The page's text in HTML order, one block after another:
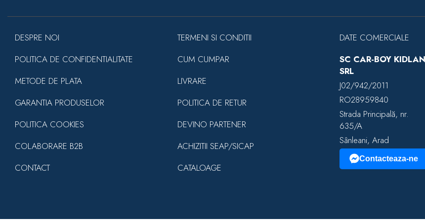
DESPRE NOI
POLITICA DE CONFIDENTIALITATE
METODE DE PLATA
GARANTIA PRODUSELOR
POLITICA COOKIES
COLABORARE B2B
CONTACT
TERMENI SI CONDITII
CUM CUMPAR
LIVRARE
POLITICA DE RETUR
DEVINO PARTENER
ACHIZITII SEAP/SICAP
CATALOAGE
DATE COMERCIALE
SC CAR-BOY
SRL
J02/942/2011
RO28959840
Strada Principală, nr.
635/A
Sânleani, Arad
Contacteaza-ne